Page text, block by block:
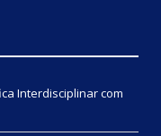
Interdisciplinar com